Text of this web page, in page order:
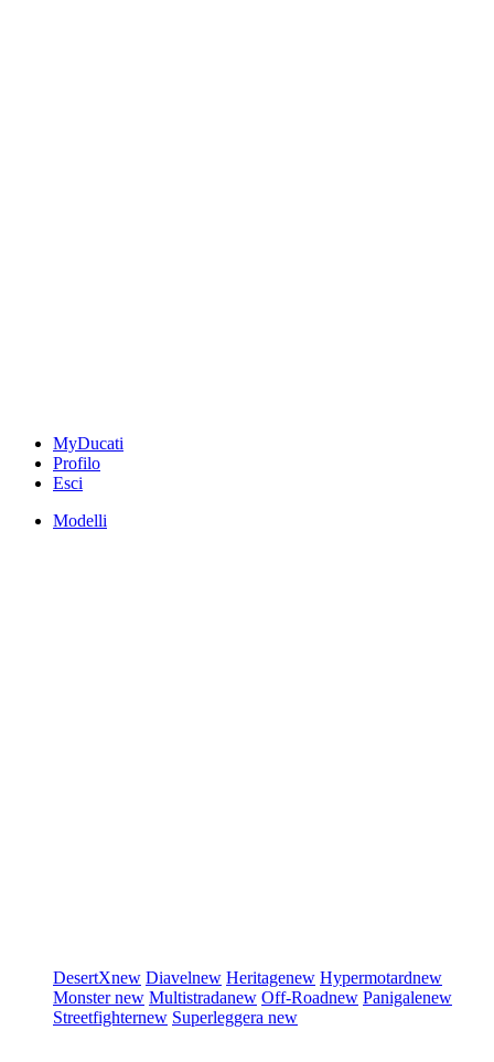
MyDucati
Profilo
Esci
Modelli
DesertXnew Diavelnew Heritagenew Hypermotardnew
Monsternew Multistradanew Off-Roadnew Panigalenew
Streetfighternew Superleggera new